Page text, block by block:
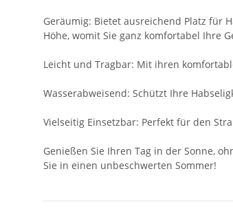
Geräumig: Bietet ausreichend Platz für
Höhe, womit Sie ganz komfortabel Ihre
Leicht und Tragbar: Mit ihren
Wasserabweisend: Schützt Ihre
Vielseitig Einsetzbar: Perfekt für den
Genießen Sie Ihren Tag in der Sonne,
Sie in einen unbeschwerten Sommer!